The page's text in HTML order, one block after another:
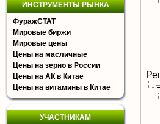
ИНСТРУМЕНТЫ РЫНКА
ФуражСТАТ
Мировые биржи
Мировые цены
Цены на масличные
Цены на зерно в России
Цены на АК в Китае
Цены на витамины в Китае
УЧАСТНИКАМ